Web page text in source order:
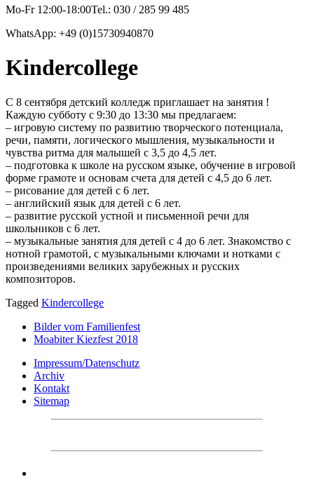
Mo-Fr 12:00-18:00Tel.: 030 / 285 99 485
WhatsApp: +49 (0)15730940870
Kindercollege
С 8 сентября детский колледж приглашает на занятия !
Каждую субботу с 9:30 до 13:30 мы предлагаем:
– игровую систему по развитию творческого потенциала,
речи, памяти, логического мышления, музыкальности и
чувства ритма для малышей с 3,5 до 4,5 лет.
– подготовка к школе на русском языке, обучение в игровой
форме грамоте и основам счета для детей с 4,5 до 6 лет.
– рисование для детей с 6 лет.
– английский язык для детей с 6 лет.
– развитие русской устной и письменной речи для
школьников с 6 лет.
– музыкальные занятия для детей с 4 до 6 лет. Знакомство с
нотной грамотой, с музыкальными ключами и нотками с
произведениями великих зарубежных и русских
композиторов.
Tagged Kindercollege
Bilder vom Familienfest
Moabiter Kiezfest 2018
Impressum/Datenschutz
Archiv
Kontakt
Sitemap